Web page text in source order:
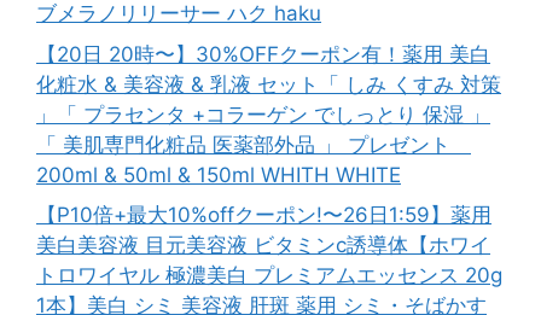
ブメラノリリーサー ハク haku
【20日 20時〜】30%OFFクーポン有！薬用 美白
化粧水 & 美容液 & 乳液 セット「 しみ くすみ 対策
」「 プラセンタ +コラーゲン でしっとり 保湿 」
「 美肌専門化粧品 医薬部外品 」 プレゼント
200ml & 50ml & 150ml WHITH WHITE
【P10倍+最大10%offクーポン!〜26日1:59】薬用
美白美容液 目元美容液 ビタミンc誘導体【ホワイ
トロワイヤル 極濃美白 プレミアムエッセンス 20g
1本】美白 シミ 美容液 肝斑 薬用 シミ・そばかす